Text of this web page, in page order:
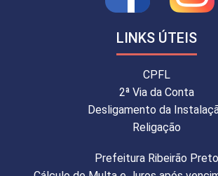
LINKS ÚTEIS
CPFL
2ª Via da Conta
Desligamento da
Religação
Prefeitura Ribeirão Preto